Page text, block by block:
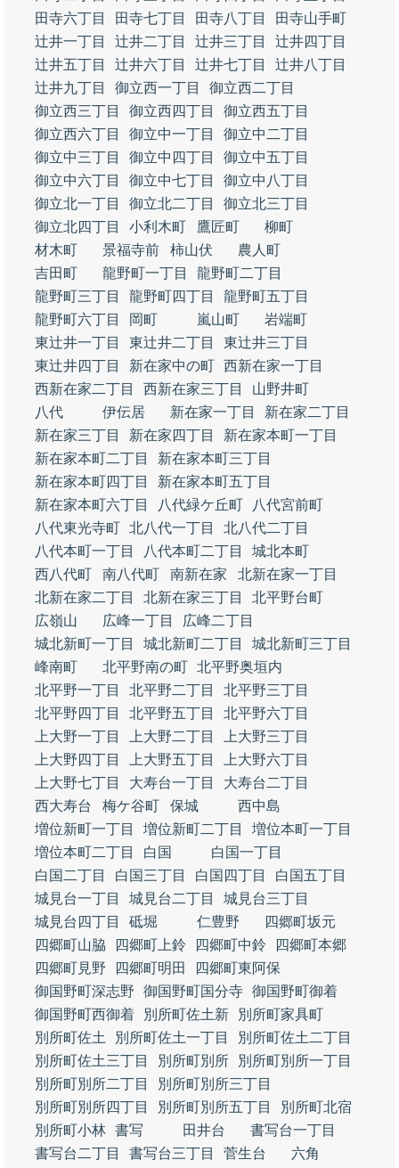
田寺六丁目
田寺七丁目 田寺八丁目
田寺山手町
辻井一丁目
辻井二丁目 辻井三丁目
辻井四丁目
辻井五丁目
辻井六丁目 辻井七丁目
辻井八丁目
辻井九丁目
御立西一丁目
御立西二丁目
御立西三丁目
御立西四丁目
御立西五丁目
御立西六丁目
御立中一丁目
御立中二丁目
御立中三丁目
御立中四丁目
御立中五丁目
御立中六丁目
御立中七丁目
御立中八丁目
御立北一丁目
御立北二丁目
御立北三丁目
御立北四丁目
小利木町 鷹匠町
柳町
材木町
景福寺前 柿山伏
農人町
吉田町
龍野町一丁目
龍野町二丁目
龍野町三丁目
龍野町四丁目
龍野町五丁目
龍野町六丁目
岡町 嵐山町
岩端町
東辻井一丁目
東辻井二丁目
東辻井三丁目
東辻井四丁目
新在家中の町 西新在家一丁目
西新在家二丁目
西新在家三丁目
山野井町
八代
伊伝居 新在家一丁目
新在家二丁目
新在家三丁目
新在家四丁目
新在家本町一丁目
新在家本町二丁目
新在家本町三丁目
新在家本町四丁目
新在家本町五丁目
新在家本町六丁目
八代緑ケ丘町
八代宮前町
八代東光寺町 北八代一丁目
北八代二丁目
八代本町一丁目
八代本町二丁目
城北本町
西八代町
南八代町 南新在家
北新在家一丁目
北新在家二丁目
北新在家三丁目
北平野台町
広嶺山
広峰一丁目
広峰二丁目
城北新町一丁目
城北新町二丁目
城北新町三丁目
峰南町
北平野南の町 北平野奥垣内
北平野一丁目
北平野二丁目
北平野三丁目
北平野四丁目
北平野五丁目
北平野六丁目
上大野一丁目
上大野二丁目
上大野三丁目
上大野四丁目
上大野五丁目
上大野六丁目
上大野七丁目
大寿台一丁目
大寿台二丁目
西大寿台
梅ケ谷町 保城
西中島
増位新町一丁目
増位新町二丁目
増位本町一丁目
増位本町二丁目
白国
白国一丁目
白国二丁目
白国三丁目 白国四丁目
白国五丁目
城見台一丁目
城見台二丁目
城見台三丁目
城見台四丁目
砥堀 仁豊野
四郷町坂元
四郷町山脇
四郷町上鈴 四郷町中鈴
四郷町本郷
四郷町見野
四郷町明田
四郷町東阿保
御国野町深志野
御国野町国分寺 御国野町御着
御国野町西御着
別所町佐土新
別所町家具町
別所町佐土
別所町佐土一丁目
別所町佐土二丁目
別所町佐土三丁目
別所町別所
別所町別所一丁目
別所町別所二丁目
別所町別所三丁目
別所町別所四丁目
別所町別所五丁目
別所町北宿
別所町小林 書写 田井台
書写台一丁目
書写台二丁目
書写台三丁目 菅生台
六角